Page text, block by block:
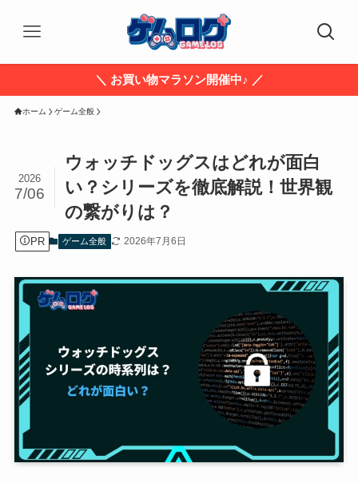
＼ お買い物マラソン開催中♪ ／
ホーム ゲーム全般
ウォッチドッグスはどれが面白
い？シリーズを徹底解説！世界観
の繋がりは？
2026
7/06
PR ゲーム全般 2026年7月6日